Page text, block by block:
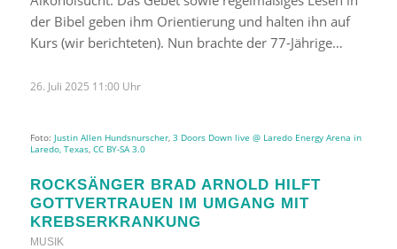
der Bibel geben ihm Orientierung und halten ihn auf
Kurs (wir berichteten). Nun brachte der 77-Jährige…
26. Juli 2025 11:00 Uhr
Foto: Justin Allen Hundsnurscher, 3 Doors Down live @ Laredo Energy Arena in
Laredo, Texas, CC BY-SA 3.0
ROCKSÄNGER BRAD ARNOLD HILFT
GOTTVERTRAUEN IM UMGANG MIT
KREBSERKRANKUNG
MUSIK